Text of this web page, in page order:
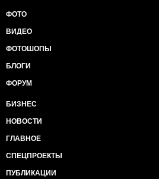
ФОТО
ВИДЕО
ФОТОШОПЫ
БЛОГИ
ФОРУМ
БИЗНЕС
НОВОСТИ
ГЛАВНОЕ
СПЕЦПРОЕКТЫ
ПУБЛИКАЦИИ